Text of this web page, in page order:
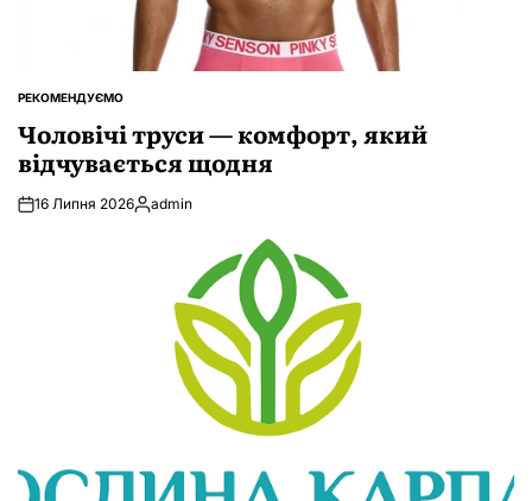
ОПУБЛІКУВАТИ
РЕКОМЕНДУЄМО
Чоловічі труси — комфорт, який
відчувається щодня
16 Липня 2026Опубліковано
admin